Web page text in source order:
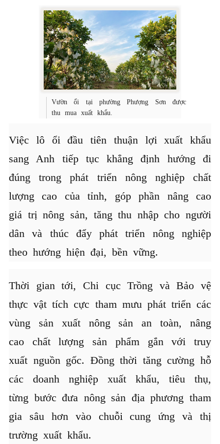
Vườn ổi tại phường Phượng Sơn được
thu mua xuất khẩu.
Việc lô ổi đầu tiên thuận lợi xuất khẩu
sang Anh tiếp tục khẳng định hướng đi
đúng trong phát triển nông nghiệp chất
lượng cao của tỉnh, góp phần nâng cao
giá trị nông sản, tăng thu nhập cho người
dân và thúc đẩy phát triển nông nghiệp
theo hướng hiện đại, bền vững.
Thời gian tới, Chi cục Trồng và Bảo vệ
thực vật tích cực tham mưu phát triển các
vùng sản xuất nông sản an toàn, nâng
cao chất lượng sản phẩm gắn với truy
xuất nguồn gốc. Đồng thời tăng cường hỗ
các doanh nghiệp xuất khẩu, tiêu thụ,
từng bước đưa nông sản địa phương tham
gia sâu hơn vào chuỗi cung ứng và thị
trường xuất khẩu.